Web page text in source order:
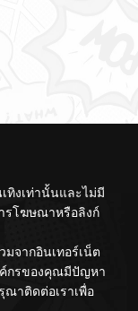
ทิงเท่านั้นและไม่มี
รโฆษณาหรือลิงก์
จากอินเทอร์เน็ต
ค์กรของคุณมีปัญหา
ณาติดต่อเราเพื่อ